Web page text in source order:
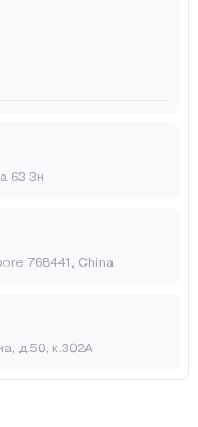
63 3н
768441, China
д.50, к.302А